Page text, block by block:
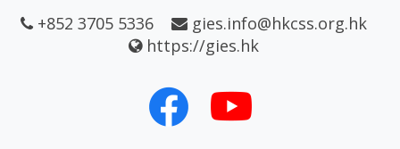
+852 3705 5336
gies.info@hkcss.org.hk
https://gies.hk